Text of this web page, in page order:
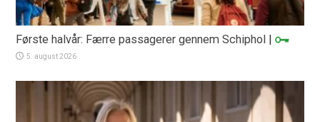
Første halvår: Færre passagerer gennem Schiphol |
5. august 2026